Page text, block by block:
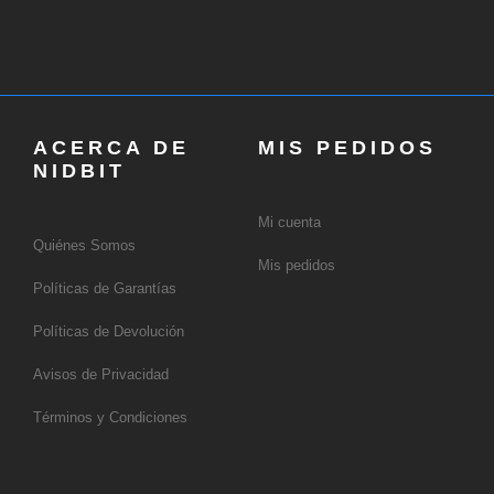
ACERCA DE
NIDBIT
Quiénes Somos
Políticas de Garantías
Políticas de Devolución
Avisos de Privacidad
Términos y Condiciones
MIS PEDIDOS
Mi cuenta
Mis pedidos